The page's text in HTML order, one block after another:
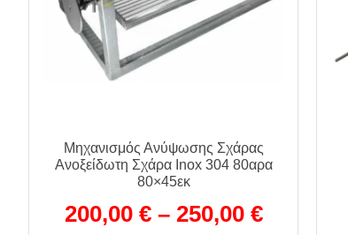
Μηχανισμός Ανύψωσης Σχάρας
Ανοξείδωτη Σχάρα Inox 304 80αρα
80×45εκ
200,00 € – 250,00 €